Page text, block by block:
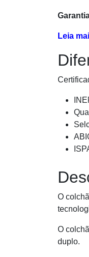
Leia
O
O
duplo.